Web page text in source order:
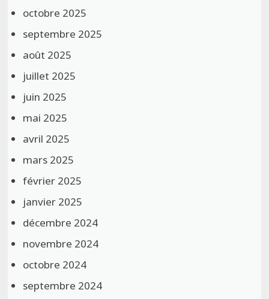
octobre 2025
septembre 2025
août 2025
juillet 2025
juin 2025
mai 2025
avril 2025
mars 2025
février 2025
janvier 2025
décembre 2024
novembre 2024
octobre 2024
septembre 2024